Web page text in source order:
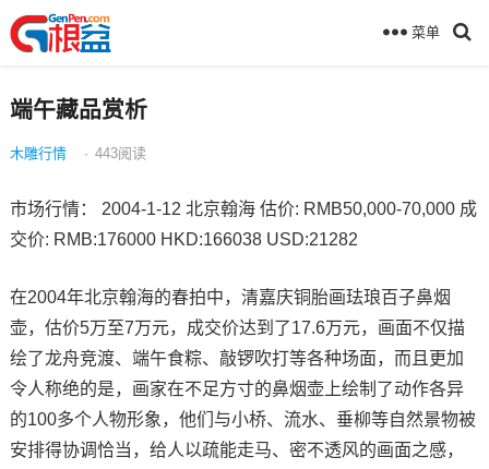
菜单
端午藏品赏析
木雕行情 · 443阅读
市场行情： 2004-1-12 北京翰海 估价: RMB50,000-70,000 成
交价: RMB:176000 HKD:166038 USD:21282
在2004年北京翰海的春拍中，清嘉庆铜胎画珐琅百子鼻烟
壶，估价5万至7万元，成交价达到了17.6万元，画面不仅描
绘了龙舟竞渡、端午食粽、敲锣吹打等各种场面，而且更加
令人称绝的是，画家在不足方寸的鼻烟壶上绘制了动作各异
的100多个人物形象，他们与小桥、流水、垂柳等自然景物被
安排得协调恰当，给人以疏能走马、密不透风的画面之感，